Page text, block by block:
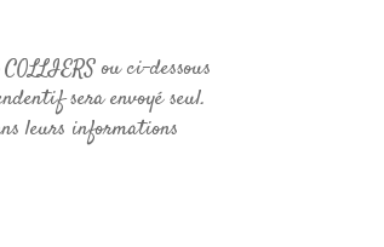
ou ci-dessous
sera envoyé seul.
leurs informations